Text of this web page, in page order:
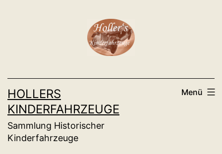
HOLLERS
KINDERFAHRZEUGE
Sammlung Historischer
Kinderfahrzeuge
Menü